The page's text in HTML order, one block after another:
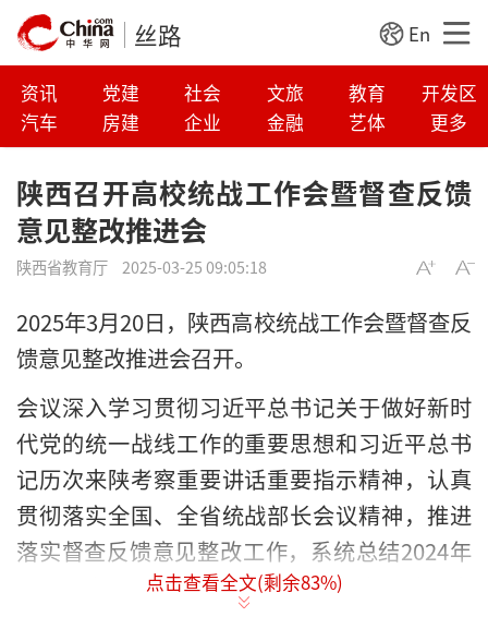
丝路 En
资讯 党建 社会 文旅 教育
开发区
汽车
房建 企业 金融 艺体 更多
陕西召开高校统战工作会暨督查反馈
意见整改推进会
陕西省教育厅 2025-03-25 09:05:18
2025年3月20日，陕西高校统战工作会暨督查反
馈意见整改推进会召开。
会议深入学习贯彻习近平总书记关于做好新时
代党的统一战线工作的重要思想和习近平总书
记历次来陕考察重要讲话重要指示精神，认真
贯彻落实全国、全省统战部长会议精神，推进
落实督查反馈意见整改工作，系统总结2024年
工作，全面部署2025年重点工作任务。陕西省
点击查看全文(剩余83%)